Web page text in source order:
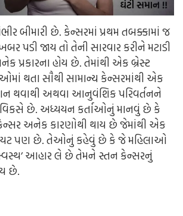
બીમારી છે. કેન્સરમાં પ્રથમ તબક્કામાં જ
પડી જાય તો તેની સારવાર કરીને મટાડી
પ્રકારના હોય છે. તેમાંથી એક બ્રેસ્ટ
થતા સૌથી સામાન્ય કેન્સરમાંથી એક
થવાથી અથવા આનુવંશિક પરિવર્તનને
વિકસે છે. અધ્યયન કર્તાઓનું માનવું છે કે
અનેક કારણોથી થાય છે જેમાંથી એક
પણ છે. તેઓનું કહેવું છે કે જે મહિલાઓ
આહાર લે છે તેમને સ્તન કેન્સરનું
છે.